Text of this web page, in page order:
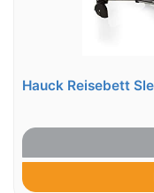
Hauck Reisebett